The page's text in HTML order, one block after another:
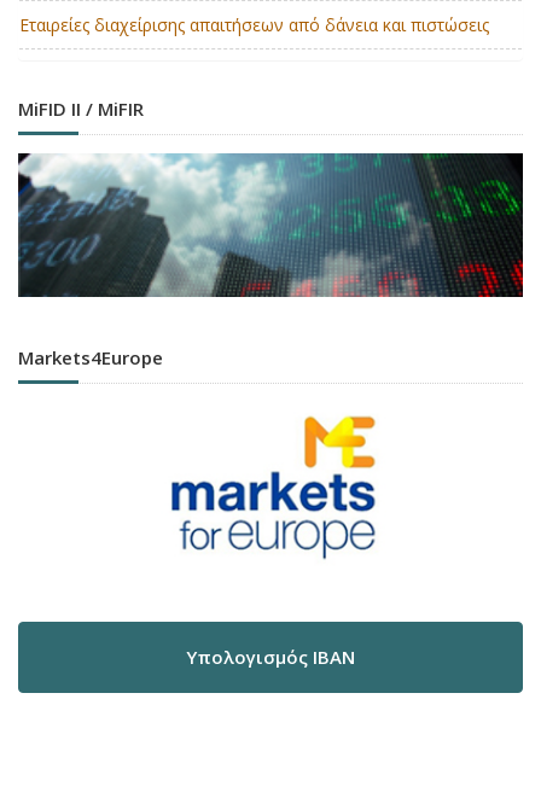
Εταιρείες διαχείρισης απαιτήσεων από δάνεια και πιστώσεις
MiFID II / MiFIR
Markets4Europe
Υπολογισμός IBAN